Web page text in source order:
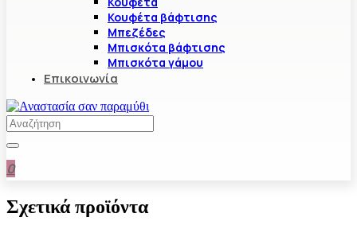
Κουφέτα βάφτισης
Μπεζέδες
Μπισκότα βάφτισης
Μπισκότα γάμου
Επικοινωνία
0
Σχετικά προϊόντα